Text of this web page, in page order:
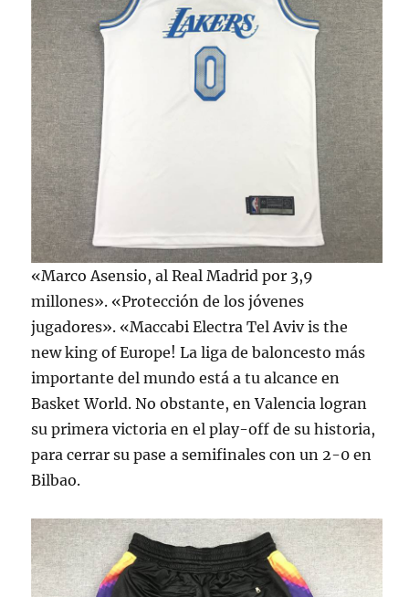
«Marco Asensio, al Real Madrid por 3,9
millones». «Protección de los jóvenes
jugadores». «Maccabi Electra Tel Aviv is the
new king of Europe! La liga de baloncesto más
importante del mundo está a tu alcance en
Basket World. No obstante, en Valencia logran
su primera victoria en el play-off de su historia,
para cerrar su pase a semifinales con un 2-0 en
Bilbao.